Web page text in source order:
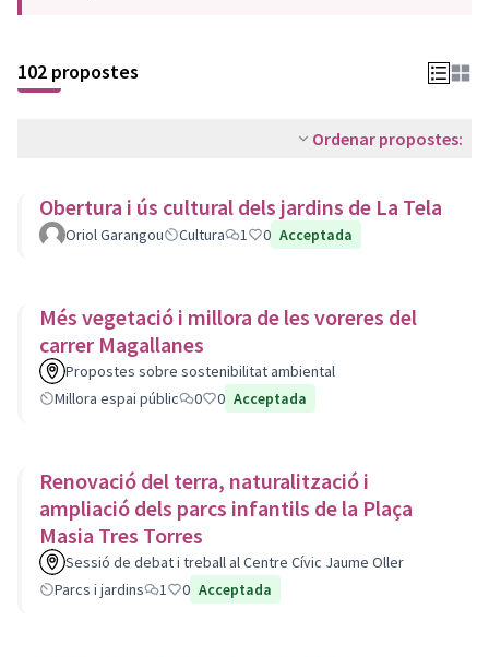
102 propostes
Ordenar propostes:
Obertura i ús cultural dels jardins de La Tela
Oriol Garangou Cultura 1 0 Acceptada
Més vegetació i millora de les voreres del
carrer Magallanes
Propostes sobre sostenibilitat ambiental
Millora espai públic
0 0 Acceptada
Renovació del terra, naturalització i
ampliació dels parcs infantils de la Plaça
Masia Tres Torres
Sessió de debat i treball al Centre Cívic Jaume Oller
Parcs i jardins
1 0 Acceptada